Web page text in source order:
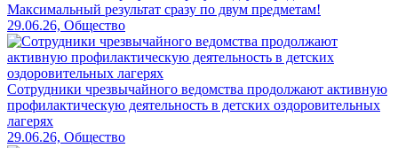
Максимальный результат сразу по двум предметам!
29.06.26, Общество
Сотрудники чрезвычайного ведомства продолжают активную
профилактическую деятельность в детских оздоровительных
лагерях
29.06.26, Общество